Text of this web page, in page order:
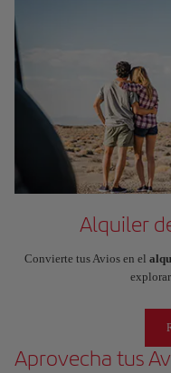
Alquiler
Convierte tus Avios en el
Aprovecha tus